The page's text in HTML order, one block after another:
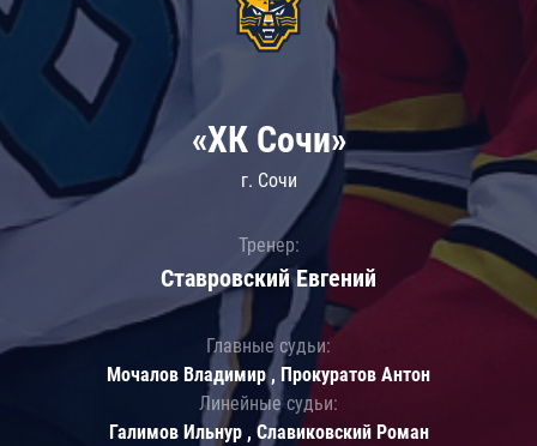
«ХК Сочи»
г. Сочи
Тренер:
Ставровский Евгений
Главные судьи:
Мочалов Владимир , Прокуратов Антон
Линейные судьи:
Галимов Ильнур , Славиковский Роман